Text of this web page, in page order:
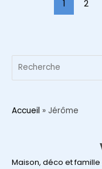
transforment
vraiment
1 2
Accueil » Jérôme
Maison, déco et